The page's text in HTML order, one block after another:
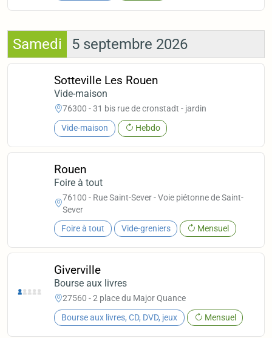
Samedi 5 septembre 2026
Sotteville Les Rouen
Vide-maison
76300 - 31 bis rue de cronstadt - jardin
Vide-maison Hebdo
Rouen
Foire à tout
76100 - Rue Saint-Sever - Voie piétonne de Saint-
Sever
Foire à tout Vide-greniers Mensuel
Giverville
Bourse aux livres
27560 - 2 place du Major Quance
Bourse aux livres, CD, DVD, jeux Mensuel